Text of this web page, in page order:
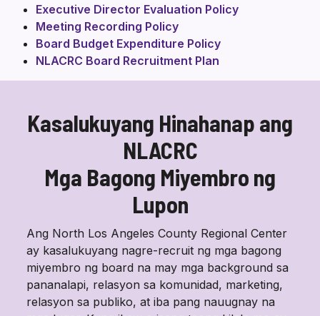
Executive Director Evaluation Policy
Meeting Recording Policy
Board Budget Expenditure Policy
NLACRC Board Recruitment Plan
Kasalukuyang Hinahanap ang
NLACRC
Mga Bagong Miyembro ng
Lupon
Ang North Los Angeles County Regional Center
ay kasalukuyang nagre-recruit ng mga bagong
miyembro ng board na may mga background sa
pananalapi, relasyon sa komunidad, marketing,
relasyon sa publiko, at iba pang nauugnay na